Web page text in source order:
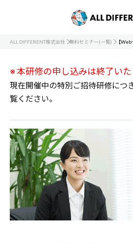
ALL DIFFERENT株式会社 無料セミナー(一覧) 【Web
※ 本研修の申し込みは終了いた
現在開催中の特別ご招待研修につ
覧ください。